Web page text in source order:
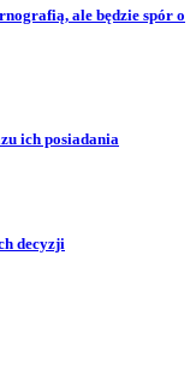
ale będzie spór o
ich posiadania
decyzji